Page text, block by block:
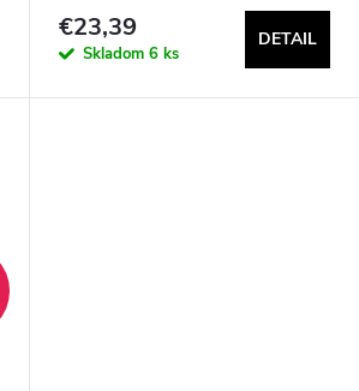
€23,39
Skladom6 ks
DETAIL